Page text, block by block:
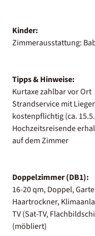
Kinder:
Zimmerausstattung:
Tipps & Hinweise:
Kurtaxe zahlbar vor Ort
Strandservice mit
kostenpflichtig (ca.
Hochzeitsreisende
auf dem Zimmer
Doppelzimmer (DB1):
16-20 qm, Doppel,
Haartrockner,
TV (Sat-TV,
(möbliert)